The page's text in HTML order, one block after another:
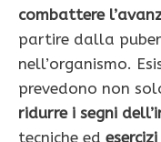
combattere
partire dalla
nell’organismo.
prevedono non
ridurre i segni
tecniche ed